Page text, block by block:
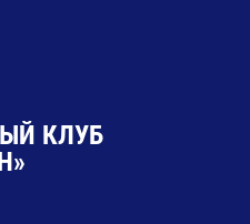
КЛУБ